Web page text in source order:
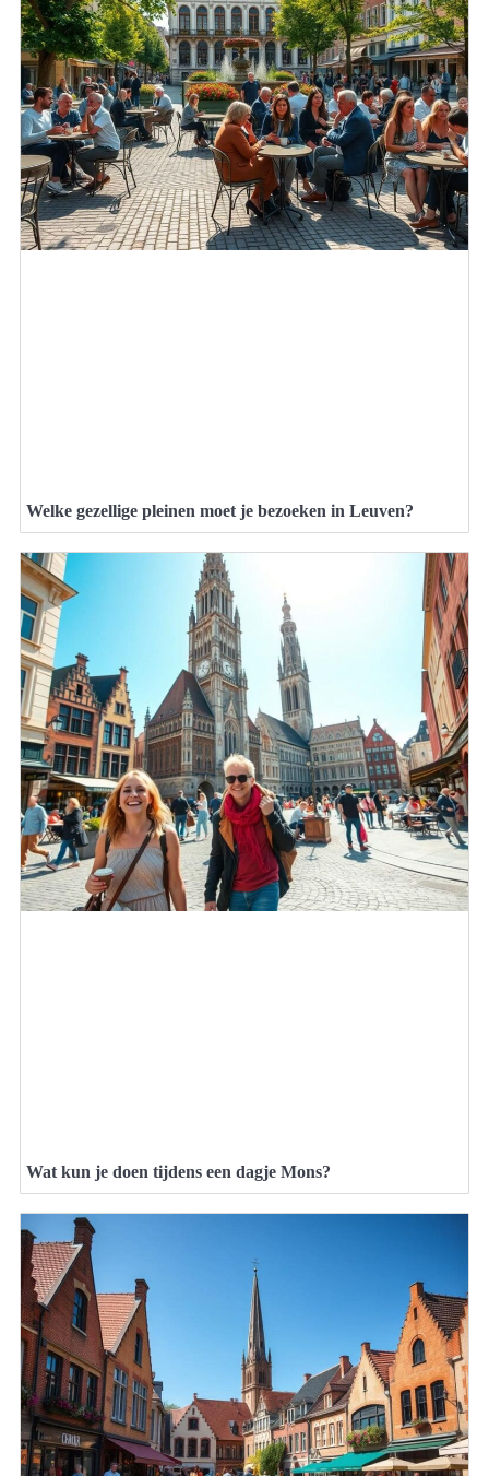
Welke gezellige pleinen moet je bezoeken in Leuven?
Wat kun je doen tijdens een dagje Mons?